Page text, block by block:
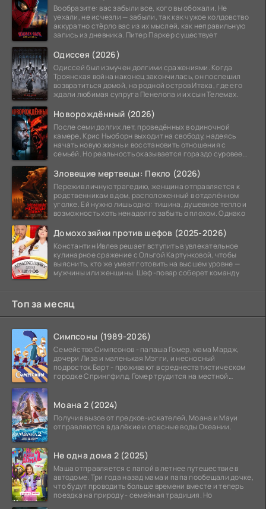
Вообразите: вас забыли все, кого вы обожали. Не
уехали, не исчезли — забыли, так как чужое колдовство
аккуратно стёрло вас из их мыслей, как неправильную
запись из дневника. Питер Паркер существует
Одиссея (2026)
Одиссей был измучен долгими сражениями. Когда
Троянская война наконец закончилась, он поспешил
возвратиться домой, на родной остров Итака, где его
ждали любимая супруга Пенелопа и их сын Телемах.
Новорождённый (2026)
После семи долгих лет, проведённых в одиночной
камере, Крис Ньюборн выходит на свободу, надеясь
начать новую жизнь и восстановить отношения с
семьёй. Но реальность оказывается гораздо суровее
Зловещие мертвецы: Пекло (2026)
Пережив личную трагедию, женщина отправляется к
родственникам в дом, расположенный в отдалённом
уголке. Ей нужно лишь одно: тишина, душевное тепло и
возможность хоть ненадолго забыть о плохом. Однако
Домохозяйки против шефов (2025-2026)
Константин Ивлев решает вступить в увлекательное
кулинарное сражение с Ольгой Картунковой, чтобы
выяснить, кто же умеет готовить на высшем уровне —
мужчины или женщины. Шеф-повар соберет команду
Топ за месяц
Симпсоны (1989-2026)
Семейство Симпсонов - папаша Гомер, мама Мардж,
дочери Лиза и маленькая Мэгги, и несносный
подросток Барт - проживают в среднестатистическом
городке Спрингфилд. Гомер трудится на местной
Моана 2 (2024)
Получив вызов от предков-искателей, Моана и Мауи
отправляются в далёкие и опасные воды Океании.
Не одна дома 2 (2025)
Маша отправляется с папой в летнее путешествие в
автодоме. Три года назад мама и папа пообещали дочке,
что будут проводить больше времени вместе и теперь
поездка на природу - семейная традиция. Но